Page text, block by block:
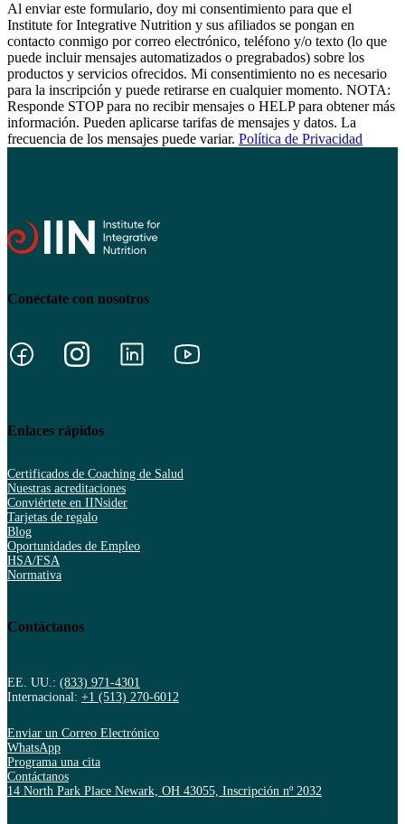
Al enviar este formulario, doy mi consentimiento para que el
Institute for Integrative Nutrition y sus afiliados se pongan en
contacto conmigo por correo electrónico, teléfono y/o texto (lo que
puede incluir mensajes automatizados o pregrabados) sobre los
productos y servicios ofrecidos. Mi consentimiento no es necesario
para la inscripción y puede retirarse en cualquier momento. NOTA:
Responde STOP para no recibir mensajes o HELP para obtener más
información. Pueden aplicarse tarifas de mensajes y datos. La
frecuencia de los mensajes puede variar. Política de Privacidad
Conéctate con nosotros
Enlaces rápidos
Certificados de Coaching de Salud
Nuestras acreditaciones
Conviértete en IINsider
Tarjetas de regalo
Blog
Oportunidades de Empleo
HSA/FSA
Normativa
Contáctanos
EE. UU.: (833) 971-4301
Internacional: +1 (513) 270-6012
Enviar un Correo Electrónico
WhatsApp
Programa una cita
Contáctanos
14 North Park Place Newark, OH 43055, Inscripción nº 2032